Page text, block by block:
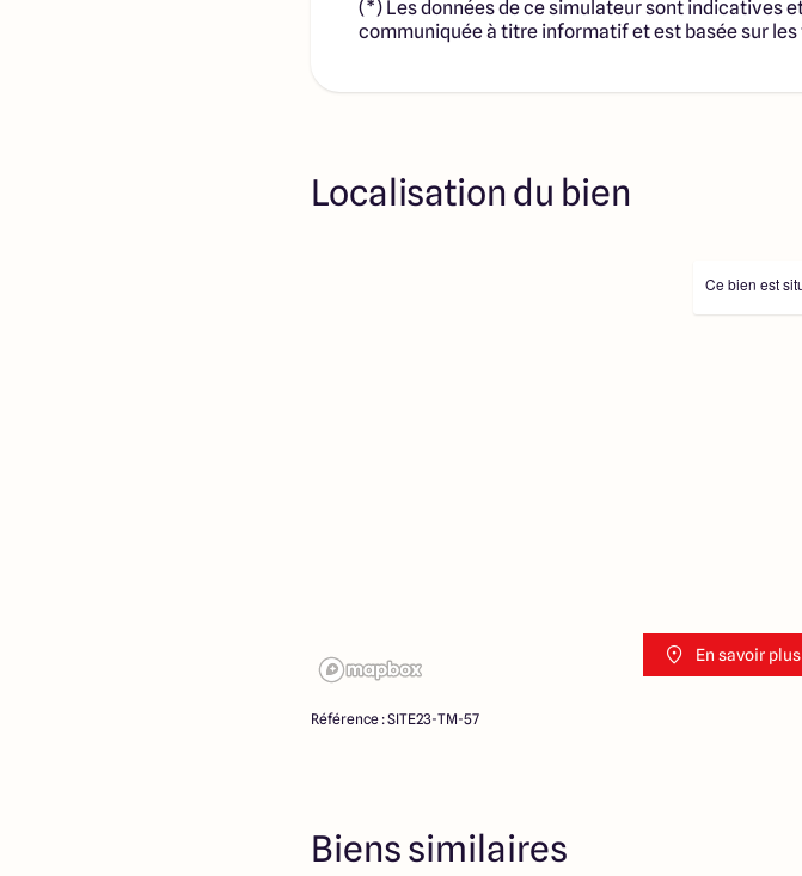
(*) Les données de ce simulateur sont indicatives
communiquée à titre informatif et est basée sur
Localisation du bien
En savoir
Ce bien est
Référence : SITE23-TM-57
Biens similaires